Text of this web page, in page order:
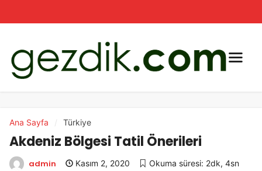
Ana Sayfa Türkiye
Akdeniz Bölgesi Tatil Önerileri
admin Kasım 2, 2020
Okuma süresi: 2dk, 4sn